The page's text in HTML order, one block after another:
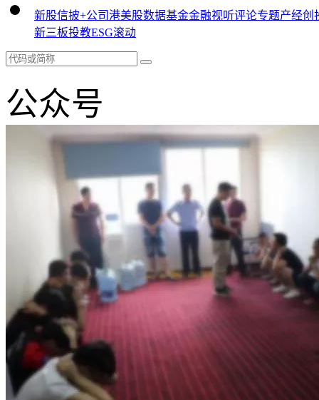
新股信披+公司港美股数据基金金融视听评论专题产经创
新三板投教ESG滚动
公众号